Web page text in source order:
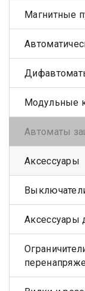
Магнитные
Модульные
Автоматы
Аксессуары
Аксессуары